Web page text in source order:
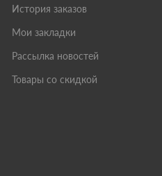
История заказов
Мои закладки
Рассылка новостей
Товары со скидкой